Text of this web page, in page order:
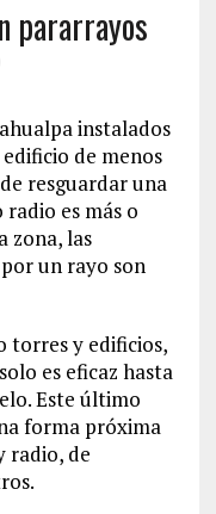
pararrayos
instalados
de menos
resguardar una
es más o
zona, las
un rayo son
torres y edificios,
es eficaz hasta
Este último
forma próxima
radio, de